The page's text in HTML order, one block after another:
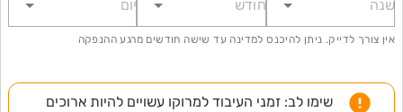
אין צורך לדייק. ניתן להיכנס למדינה עד שישה חודשים מרגע ההנפקה
שימו לב: זמני העיבוד למרוקו עשויים להיות ארוכים